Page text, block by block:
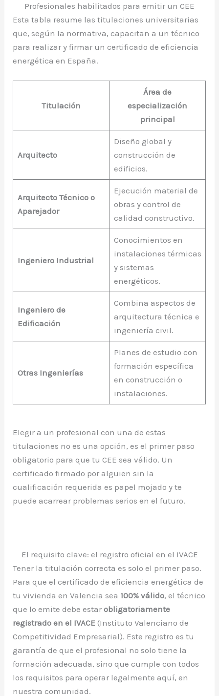
Profesionales habilitados para emitir un CEE
Esta tabla resume las titulaciones universitarias
que, según la normativa, capacitan a un técnico
para realizar y firmar un certificado de eficiencia
energética en España.
Titulación
Área de
especialización
principal
Arquitecto
Diseño global y
construcción de
edificios.
Arquitecto Técnico o
Aparejador
Ejecución material de
obras y control de
calidad constructivo.
Ingeniero Industrial
Conocimientos en
instalaciones térmicas
y sistemas
energéticos.
Ingeniero de
Edificación
Combina aspectos de
arquitectura técnica e
ingeniería civil.
Otras Ingenierías
Planes de estudio con
formación específica
en construcción o
instalaciones.
Elegir a un profesional con una de estas
titulaciones no es una opción, es el primer paso
obligatorio para que tu CEE sea válido. Un
certificado firmado por alguien sin la
cualificación requerida es papel mojado y te
puede acarrear problemas serios en el futuro.
El requisito clave: el registro oficial en el IVACE
Tener la titulación correcta es solo el primer paso.
Para que el certificado de eficiencia energética de
tu vivienda en Valencia sea 100% válido, el técnico
que lo emite debe estarobligatoriamente
registrado en el IVACE (Instituto Valenciano de
Competitividad Empresarial). Este registro es tu
garantía de que el profesional no solo tiene la
formación adecuada, sino que cumple con todos
los requisitos para operar legalmente aquí, en
nuestra comunidad.